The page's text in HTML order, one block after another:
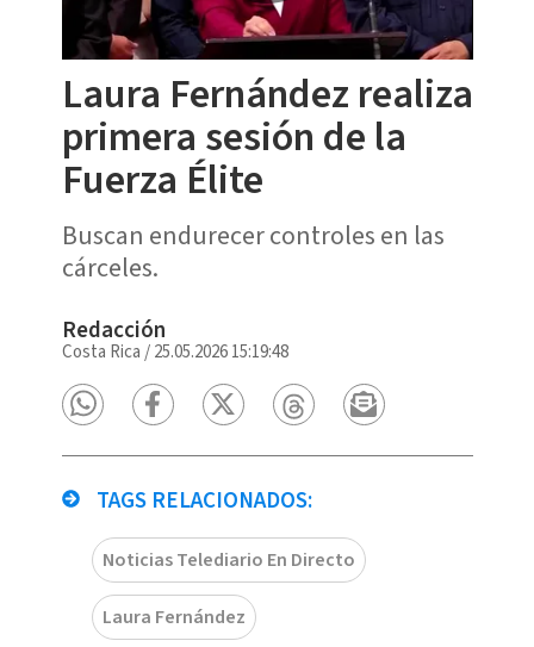
Laura Fernández realiza
primera sesión de la
Fuerza Élite
Buscan endurecer controles en las
cárceles.
Redacción
Costa Rica /25.05.2026 15:19:48
TAGS RELACIONADOS:
Noticias Telediario En Directo
Laura Fernández